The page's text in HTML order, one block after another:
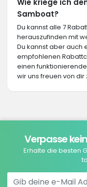
Wie kriege ich
Samboat?
Du kannst alle 7
herauszufinden mit
Du kannst aber auch
empfohlenen
einen
wir uns freuen von dir
Verpasse
Erhalte die besten